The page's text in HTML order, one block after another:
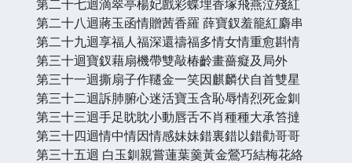
第二十七迴滴翠亭楊妃戲彩蝶埋香塚飛燕泣殘紅
第二十八迴蔣玉函情贈茜香羅 薛寶釵羞籠紅麝串
第二十九迴享福人福深還禱福多情女情重愈斟情
第三十迴寶釵藉扇機帶雙敲椿齡畫薔癡及局外
第三十一迴撕扇子作韆金一笑因麒麟伏自首雙星
第三十二迴訴肺腑心迷活寶玉含恥辱情烈死金釧
第三十三迴手足眈眈小動唇舌不肖種種大承笞撻
第三十四迴情中情因情感妹妹錯裏錯以錯勸哥哥
第三十五迴 白玉釧親嘗蓮葉羹黃金鶯巧結梅花絡